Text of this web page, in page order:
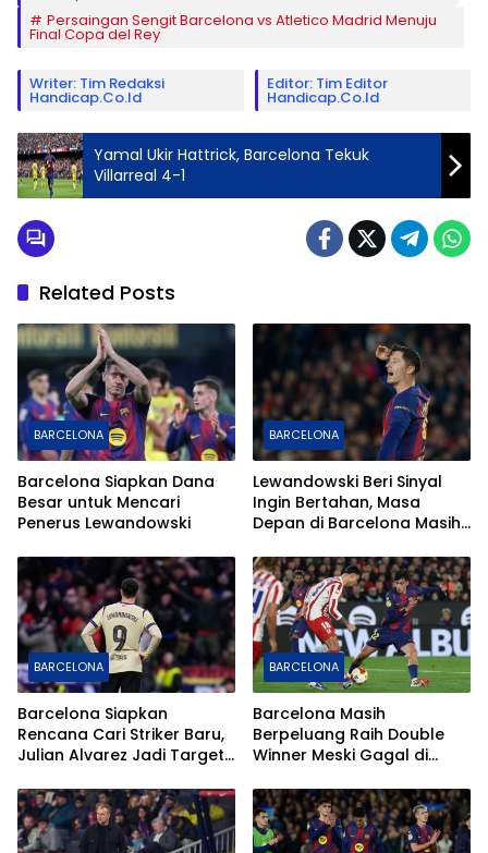
Persaingan Sengit Barcelona vs Atletico Madrid Menuju
Final Copa del Rey
Writer: Tim Redaksi
Handicap.co.id
Editor: Tim Editor
Handicap.co.id
Yamal Ukir Hattrick, Barcelona Tekuk
Villarreal 4-1
Related Posts
BARCELONA
Barcelona Siapkan Dana
Besar untuk Mencari
Penerus Lewandowski
BARCELONA
Lewandowski Beri Sinyal
Ingin Bertahan, Masa
Depan di Barcelona Masih
BARCELONA
Barcelona Siapkan
Rencana Cari Striker Baru,
Julian Alvarez Jadi Target
BARCELONA
Barcelona Masih
Berpeluang Raih Double
Winner Meski Gagal di